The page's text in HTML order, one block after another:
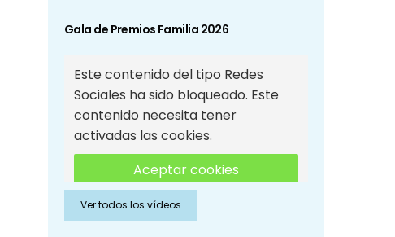
Gala de Premios Familia 2026
Este contenido del tipo Redes
Sociales ha sido bloqueado. Este
contenido necesita tener
activadas las cookies.
Aceptar cookies
Aceptar cookies de Redes
Sociales
Ver todos los vídeos